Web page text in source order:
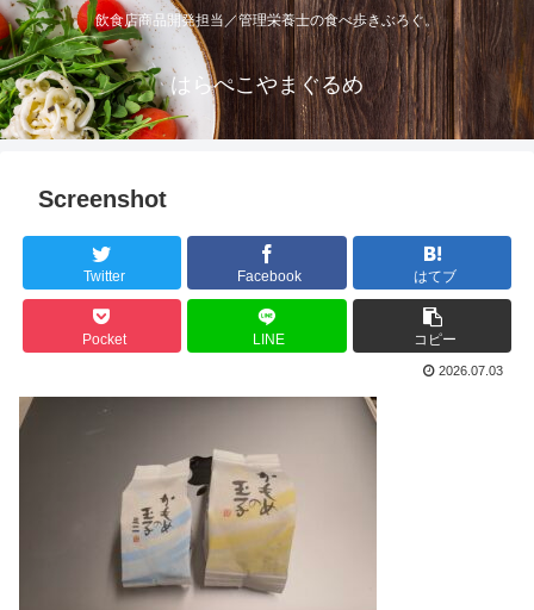
飲食店商品開発担当／管理栄養士の食べ歩きぶろぐ。
はらぺこやまぐるめ
Screenshot
Twitter Facebook はてブ
Pocket LINE コピー
2026.07.03